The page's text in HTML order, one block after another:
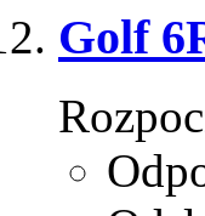
Golf